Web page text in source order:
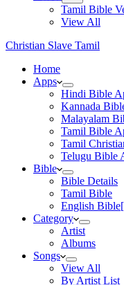
Tamil Bible
View All
Christian Slave Tamil
Home
Apps
Hindi Bible
Kannada
Malayalam
Tamil Bible
Tamil
Telugu Bible
Bible
Bible Details
Tamil Bible
English
Category
Artist
Albums
Songs
View All
By Artist List